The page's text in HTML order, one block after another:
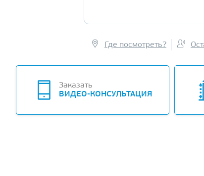
Где посмотреть?
Заказать
ВИДЕО-КОНСУЛЬТАЦИЯ